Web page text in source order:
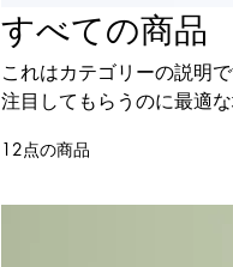
すべての商品
これはカテゴリーの説明
注目してもらうのに最適
12点の商品